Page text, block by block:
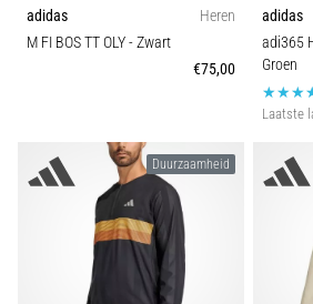
7 min. lezen
Preventie
Hardlopersknie,
adidas
Heren
M FI BOS TT OLY- Zwart
€75,00
adidas
adi365
Groen
Laatste
Duurzaamheid